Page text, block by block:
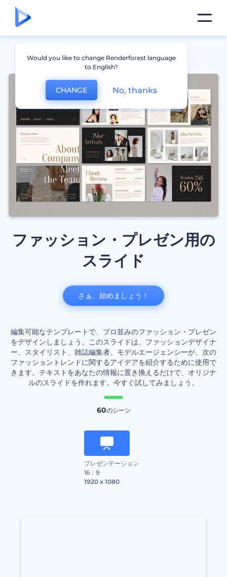
ファッション・プレゼン用の
スライド
編集可能なテンプレートで、プロ並みのファッション・プレゼン
をデザインしましょう。このスライドは、ファッションデザイナ
ー、スタイリスト、雑誌編集者、モデルエージェンシーが、次の
ファッショントレンドに関するアイデアを紹介するために使用で
きます。テキストをあなたの情報に置き換えるだけで、オリジナ
ルのスライドを作れます。今すぐ試してみましょう。
60のシーン
プレゼンテーション
16：9
1920 x 1080
さぁ、始めましょう！
Would you like to change Renderforest language
to English?
CHANGE No, thanks